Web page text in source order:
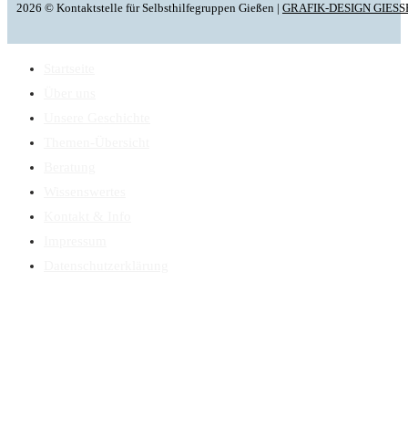
2026 © Kontaktstelle für Selbsthilfegruppen Gießen | GRAFIK-DESIGN